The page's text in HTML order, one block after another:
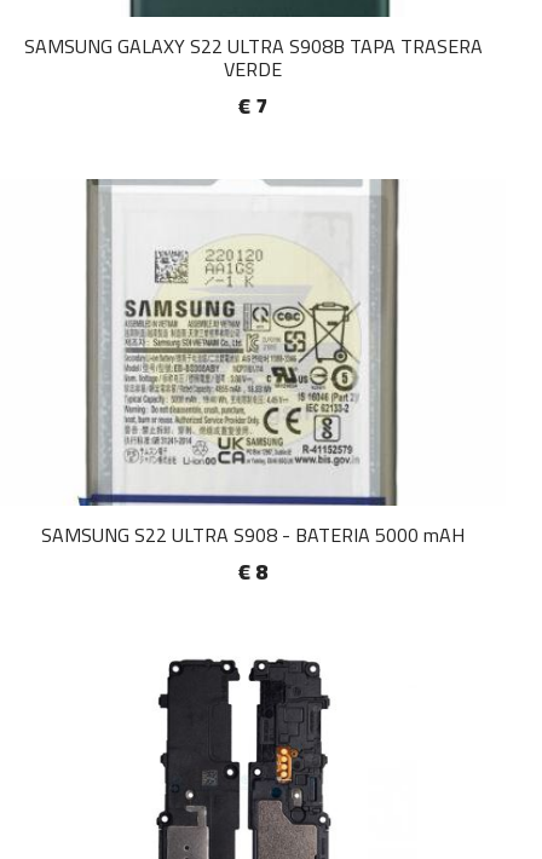
SAMSUNG GALAXY S22 ULTRA S908B TAPA TRASERA
VERDE
€ 7
SAMSUNG S22 ULTRA S908 - BATERIA 5000 mAH
€ 8